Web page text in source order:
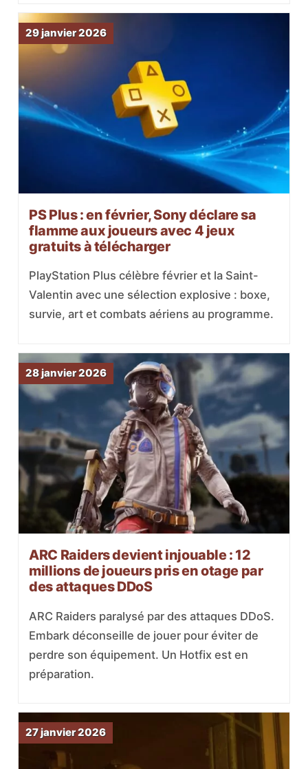
29 janvier 2026
PS Plus : en février, Sony déclare sa
flamme aux joueurs avec 4 jeux
gratuits à télécharger
PlayStation Plus célèbre février et la Saint-
Valentin avec une sélection explosive : boxe,
survie, art et combats aériens au programme.
28 janvier 2026
ARC Raiders devient injouable : 12
millions de joueurs pris en otage par
des attaques DDoS
ARC Raiders paralysé par des attaques DDoS.
Embark déconseille de jouer pour éviter de
perdre son équipement. Un Hotfix est en
préparation.
27 janvier 2026